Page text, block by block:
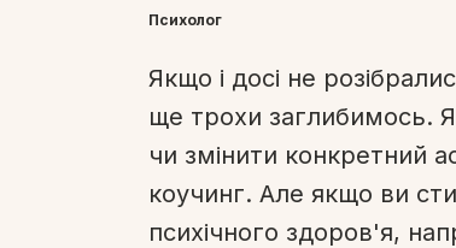
Психолог
Якщо і досі не
ще трохи заглибимось.
чи змінити конкретний
коучинг. Але якщо ви
психічного здоров'я,